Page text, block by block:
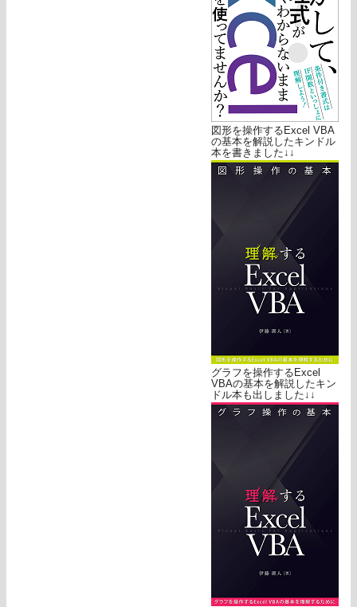
図形を操作するExcel VBA
の基本を解説したキンドル
本を書きました↓↓
グラフを操作するExcel
VBAの基本を解説したキン
ドル本も出しました↓↓